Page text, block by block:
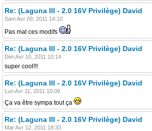
Re: (Laguna III - 2.0 16V Privilège) David
Sam Avr 09, 2011 14:10
Pas mal ces modifs
Re: (Laguna III - 2.0 16V Privilège) David
Dim Avr 10, 2011 10:14
super cool!!!
Re: (Laguna III - 2.0 16V Privilège) David
Lun Avr 11, 2011 10:09
Ça va être sympa tout ça
Re: (Laguna III - 2.0 16V Privilège) David
Mar Avr 12, 2011 18:33